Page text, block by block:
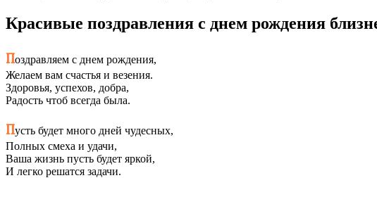
Красивые поздравления с днем рождения
Поздравляем с днем рождения,
Желаем вам счастья и везения.
Здоровья, успехов, добра,
Радость чтоб всегда была.
Пусть будет много дней чудесных,
Полных смеха и удачи,
Ваша жизнь пусть будет яркой,
И легко решатся задачи.